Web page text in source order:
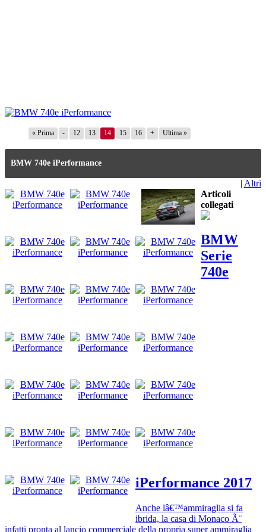
« Prima - 12 13 14 15 16 + Ultima »
BMW 740e iPerformance
| Altri
Articoli
collegati
BMW
Serie
740e
iPerformance 2017
Anche lâ€™ammiraglia si fa
ibrida, la casa di Monaco Ã¨
infatti pronta al lancio commerciale della propria super ammiraglia